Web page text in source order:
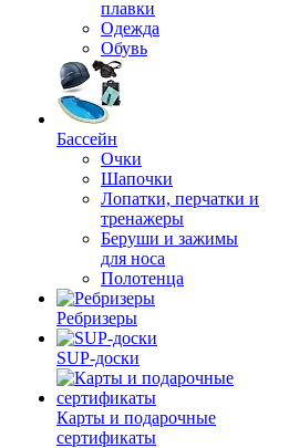
плавки
Одежда
Обувь
Бассейн
Очки
Шапочки
Лопатки, перчатки и
тренажеры
Беруши и зажимы
для носа
Полотенца
Ребризеры
SUP-доски
Карты и подарочные
сертификаты